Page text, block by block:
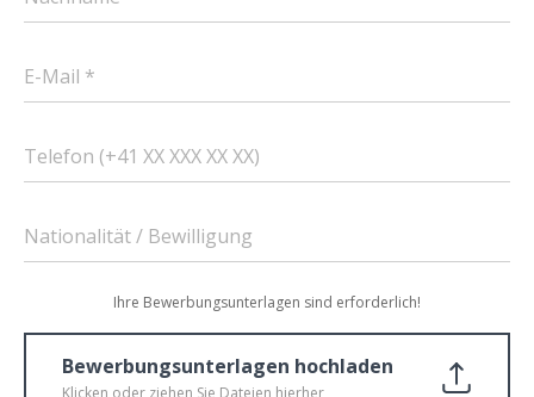
E-Mail *
Telefon (+41 XX XXX XX XX)
Nationalität / Bewilligung
Ihre Bewerbungsunterlagen sind erforderlich!
Bewerbungsunterlagen hochladen
Klicken oder ziehen Sie Dateien hierher